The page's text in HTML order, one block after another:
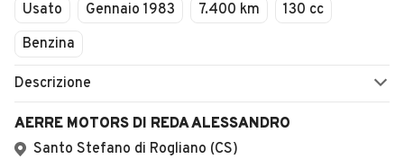
Usato Gennaio 1983 7.400 km
130 cc
Benzina
Descrizione
AERRE MOTORS DI REDA ALESSANDRO
Santo Stefano di Rogliano (CS)